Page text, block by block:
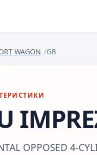
WAGON GB
OPPOSED 4-